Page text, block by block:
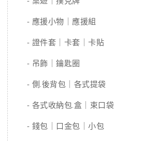
- 應援小物｜應援組
- 證件套｜卡套｜卡貼
- 吊飾｜鑰匙圈
- 側.後背包｜各式提袋
- 各式收納包.盒｜束口袋
- 錢包｜口金包｜小包